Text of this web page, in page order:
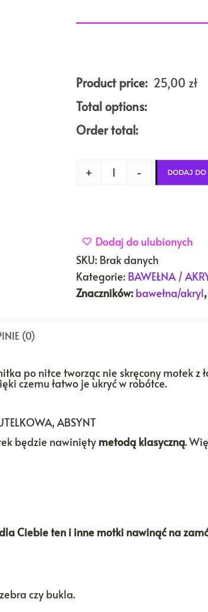
Product price: 25,00 zł
Total options:
Order total:
+ - DODAJ DO
Dodaj do ulubionych
SKU: Brak danych
Kategorie: BAWEŁNA /
Znaczników: bawełna/akryl,
(0)
po nitce tworząc nie skręcony motek z
czemu łatwo je ukryć w robótce.
ABSYNT
będzie nawinięty metodą klasyczną.
Ciebie ten i inne motki nawinąć na
czy bukla.